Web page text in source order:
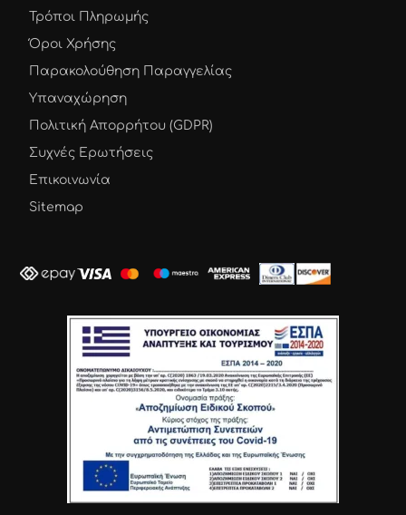
Τρόποι Πληρωμής
Όροι Χρήσης
Παρακολούθηση Παραγγελίας
Υπαναχώρηση
Πολιτική Απορρήτου (GDPR)
Συχνές Ερωτήσεις
Επικοινωνία
Sitemap